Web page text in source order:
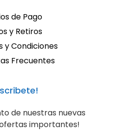
de Pago
y Retiros
y Condiciones
Frecuentes
de nuestras nuevas
importantes!